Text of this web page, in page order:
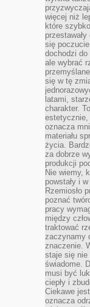
więcej niż
które
się
dochodzi
ale wybrać
się w tę
latami,
charakter.
estetycznie,
oznacza
materiału
życia.
za dobrze
produkcji
Nie wiemy,
powstały i
Rzemiosło
poznać
pracy
między
traktować
zaczynamy
znaczenie.
staje się nie
świadome.
musi być
ciepły i
Ciekawe
oznacza